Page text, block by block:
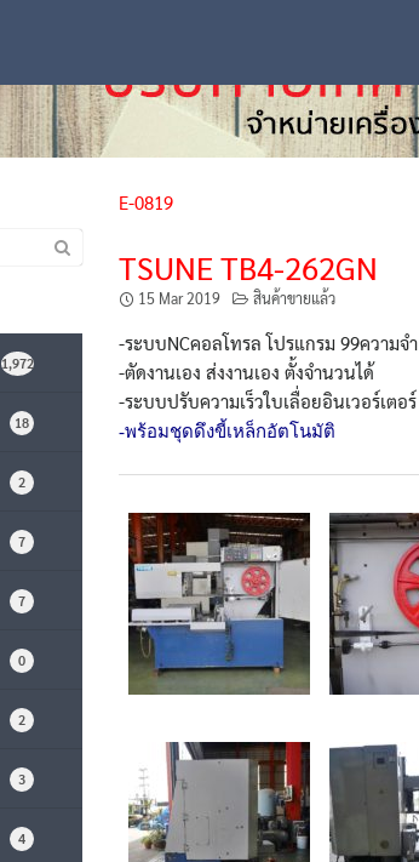
E-0819
TSUNE TB4-262GN
15 Mar 2019 สินค้าขายแล้ว
-ระบบNCคอลโทรล โปรแกรม 99ความจำ
-ตัดงานเอง ส่งงานเอง ตั้งจำนวนได้
-ระบบปรับความเร็วใบเลื่อยอินเวอร์เตอร์
-พร้อมชุดดึงขี้เหล็กอัตโนมัติ
1,972
18
2
7
7
0
2
3
4